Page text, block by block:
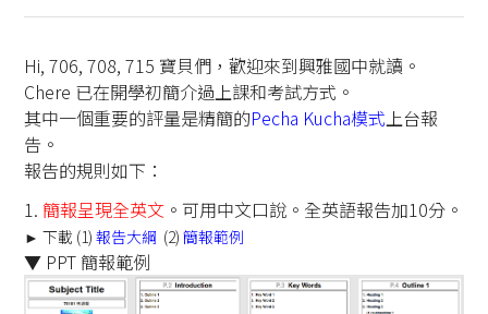
Hi, 706, 708, 715 寶貝們，歡迎來到興雅國中就讀。
Chere 已在開學初簡介過上課和考試方式。
其中一個重要的評量是精簡的Pecha Kucha模式上台報
告。
報告的規則如下：
1. 簡報呈現全英文 。可用中文口說。全英語報告加10分。
► 下載 (1) 報告大綱 (2) 簡報範例
▼ PPT 簡報範例